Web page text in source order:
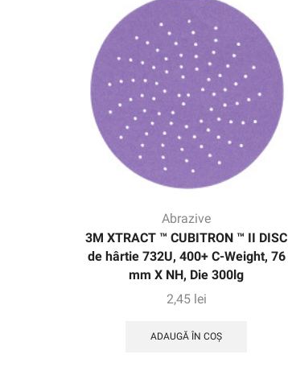
Abrazive
3M XTRACT ™ CUBITRON ™ II DISC
de hârtie 732U, 400+ C-Weight, 76
mm X NH, Die 300lg
2,45 lei
ADAUGĂ ÎN COȘ